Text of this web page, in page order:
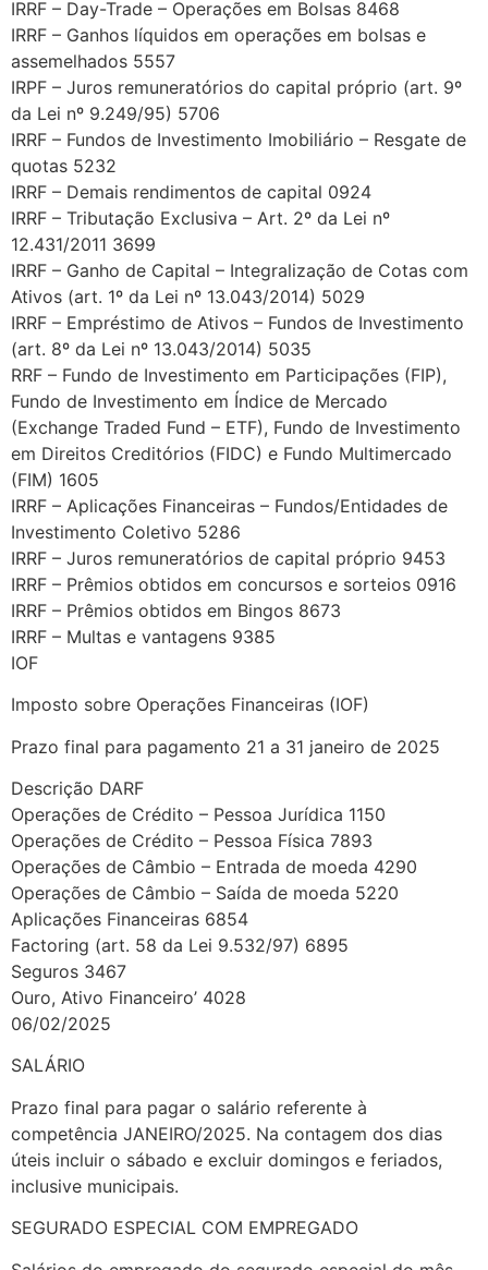
IRRF – Day-Trade – Operações em Bolsas 8468
IRRF – Ganhos líquidos em operações em bolsas e
assemelhados 5557
IRPF – Juros remuneratórios do capital próprio (art. 9º
da Lei nº 9.249/95) 5706
IRRF – Fundos de Investimento Imobiliário – Resgate de
quotas 5232
IRRF – Demais rendimentos de capital 0924
IRRF – Tributação Exclusiva – Art. 2º da Lei nº
12.431/2011 3699
IRRF – Ganho de Capital – Integralização de Cotas com
Ativos (art. 1º da Lei nº 13.043/2014) 5029
IRRF – Empréstimo de Ativos – Fundos de Investimento
(art. 8º da Lei nº 13.043/2014) 5035
RRF – Fundo de Investimento em Participações (FIP),
Fundo de Investimento em Índice de Mercado
(Exchange Traded Fund – ETF), Fundo de Investimento
em Direitos Creditórios (FIDC) e Fundo Multimercado
(FIM) 1605
IRRF – Aplicações Financeiras – Fundos/Entidades de
Investimento Coletivo 5286
IRRF – Juros remuneratórios de capital próprio 9453
IRRF – Prêmios obtidos em concursos e sorteios 0916
IRRF – Prêmios obtidos em Bingos 8673
IRRF – Multas e vantagens 9385
IOF
Imposto sobre Operações Financeiras (IOF)
Prazo final para pagamento 21 a 31 janeiro de 2025
Descrição DARF
Operações de Crédito – Pessoa Jurídica 1150
Operações de Crédito – Pessoa Física 7893
Operações de Câmbio – Entrada de moeda 4290
Operações de Câmbio – Saída de moeda 5220
Aplicações Financeiras 6854
Factoring (art. 58 da Lei 9.532/97) 6895
Seguros 3467
Ouro, Ativo Financeiro’ 4028
06/02/2025
SALÁRIO
Prazo final para pagar o salário referente à
competência JANEIRO/2025. Na contagem dos dias
úteis incluir o sábado e excluir domingos e feriados,
inclusive municipais.
SEGURADO ESPECIAL COM EMPREGADO